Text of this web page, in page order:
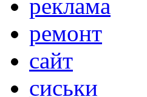
реклама
ремонт
сайт
сиськи